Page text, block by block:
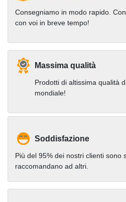
Consegniamo in modo rapido.
con voi in breve tempo!
Massima qualità
Prodotti di altissima qualità
mondiale!
Soddisfazione
Più del 95% dei nostri clienti sono
raccomandano ad altri.